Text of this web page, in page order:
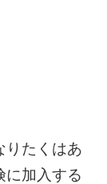
りたくはあ
に加入する